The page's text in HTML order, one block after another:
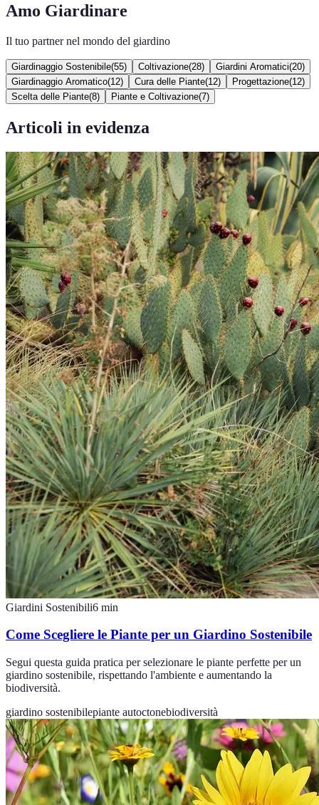
Amo Giardinare
Il tuo partner nel mondo del giardino
Giardinaggio Sostenibile(55) Coltivazione(28) Giardini Aromatici(20)
Giardinaggio Aromatico(12) Cura delle Piante(12) Progettazione(12)
Scelta delle Piante(8) Piante e Coltivazione(7)
Articoli in evidenza
Giardini Sostenibili6 min
Come Scegliere le Piante per un Giardino Sostenibile
Segui questa guida pratica per selezionare le piante perfette per un
giardino sostenibile, rispettando l'ambiente e aumentando la
biodiversità.
giardino sostenibilepiante autoctonebiodiversità